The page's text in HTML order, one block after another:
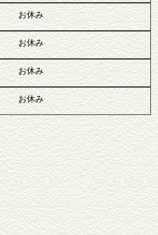
お休み
お休み
お休み
お休み